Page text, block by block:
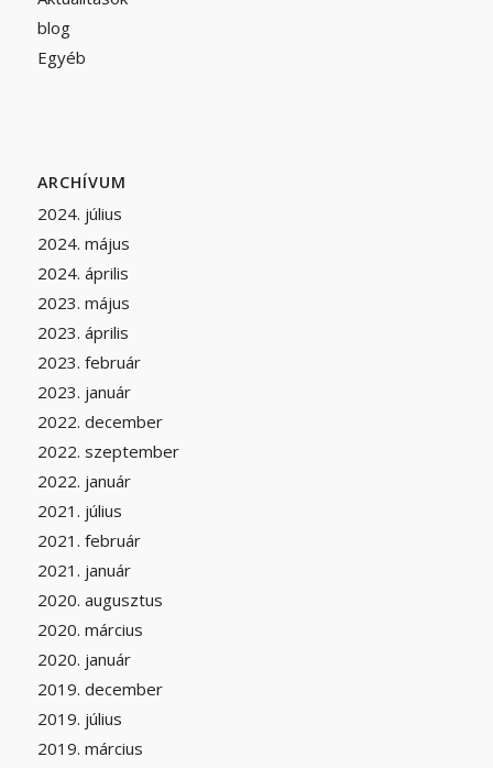
blog
Egyéb
ARCHÍVUM
2024. július
2024. május
2024. április
2023. május
2023. április
2023. február
2023. január
2022. december
2022. szeptember
2022. január
2021. július
2021. február
2021. január
2020. augusztus
2020. március
2020. január
2019. december
2019. július
2019. március